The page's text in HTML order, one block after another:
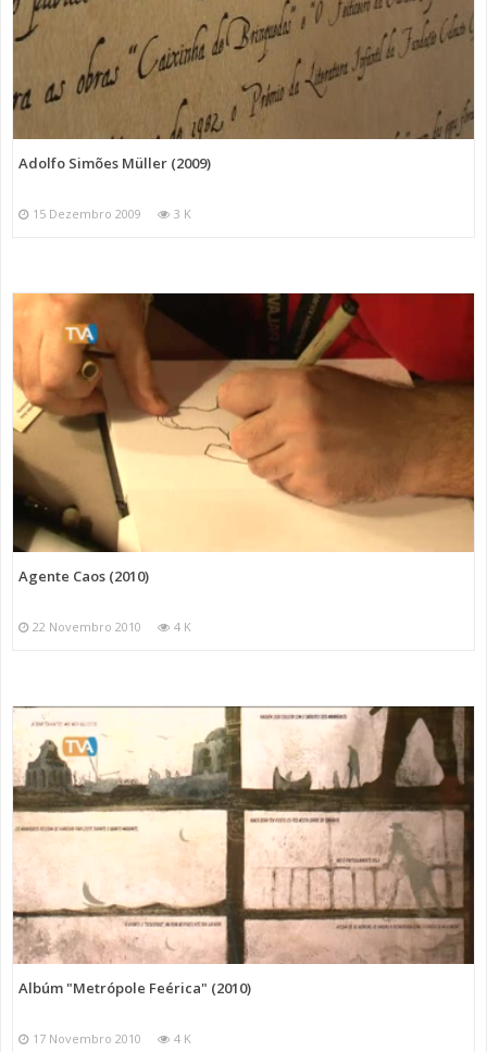
Adolfo Simões Müller (2009)
15 Dezembro 2009 3 K
Agente Caos (2010)
22 Novembro 2010 4 K
Albúm "Metrópole Feérica" (2010)
17 Novembro 2010 4 K